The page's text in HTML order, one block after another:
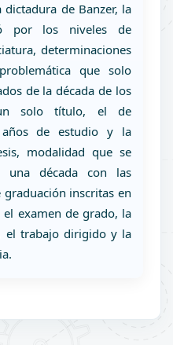
de Banzer, la
por los niveles de
determinaciones
que solo
de la década de los
solo título, el de
años de estudio y la
modalidad que se
una década con las
inscritas en
examen de grado, la
el trabajo dirigido y la